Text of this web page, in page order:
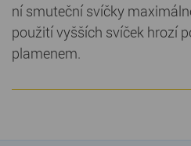
ní smuteční svíčky
použití vyšších svíček hrozí
plamenem.